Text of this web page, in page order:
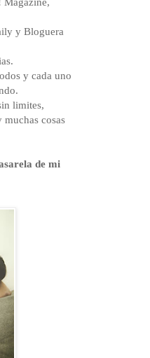
y Bloguera
y cada uno
limites,
cosas
de mi